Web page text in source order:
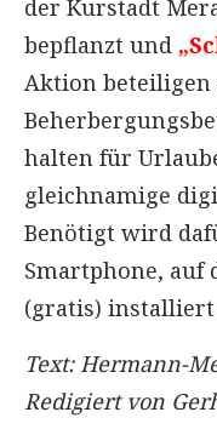
der Kurstadt
bepflanzt und
Aktion beteiligen
halten für
gleichnamige
Benötigt wird
Smartphone, auf
(gratis)
Text: Hermann-
Redigiert von